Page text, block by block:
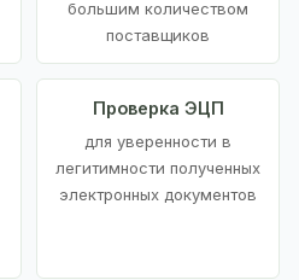
большим количеством
поставщиков
Проверка ЭЦП
для уверенности в
легитимности полученных
электронных документов